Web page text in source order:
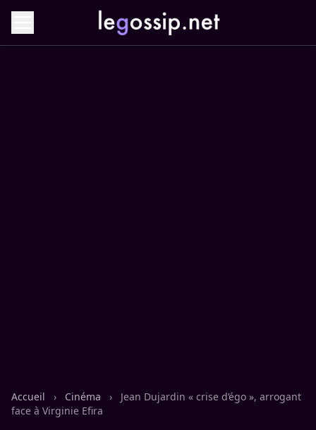
Accueil › Cinéma ›
Jean Dujardin « crise d’égo », arrogant
face à Virginie Efira